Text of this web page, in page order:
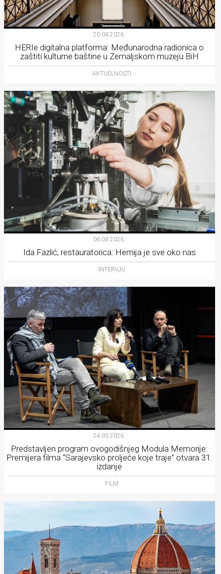
20.04.2026.
HERIe digitalna platforma: Međunarodna radionica o
zaštiti kulturne baštine u Zemaljskom muzeju BiH
AKTUELNOSTI
06.04.2026.
Ida Fazlić, restauratorica: Hemija je sve oko nas
INTERVJU
24.03.2026.
Predstavljen program ovogodišnjeg Modula Memorije:
Premijera filma “Sarajevsko proljeće koje traje” otvara 31.
izdanje
FILM